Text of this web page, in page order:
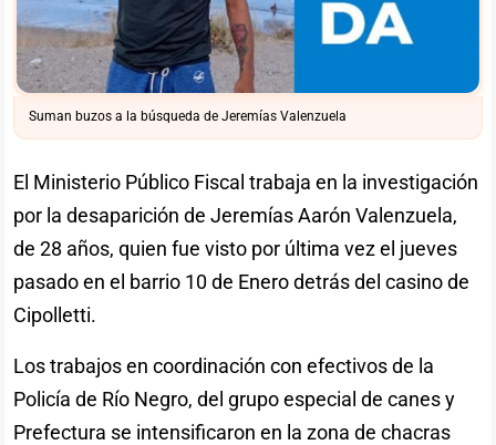
Suman buzos a la búsqueda de Jeremías Valenzuela
El Ministerio Público Fiscal trabaja en la investigación
por la desaparición de Jeremías Aarón Valenzuela,
de 28 años, quien fue visto por última vez el jueves
pasado en el barrio 10 de Enero detrás del casino de
Cipolletti.
Los trabajos en coordinación con efectivos de la
Policía de Río Negro, del grupo especial de canes y
Prefectura se intensificaron en la zona de chacras